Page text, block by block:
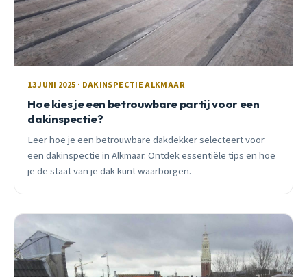
13 JUNI 2025 · DAKINSPECTIE ALKMAAR
Hoe kies je een betrouwbare partij voor een
dakinspectie?
Leer hoe je een betrouwbare dakdekker selecteert voor
een dakinspectie in Alkmaar. Ontdek essentiële tips en hoe
je de staat van je dak kunt waarborgen.